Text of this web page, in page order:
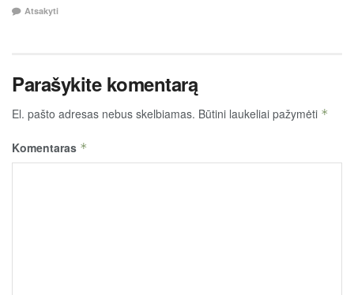
Atsakyti
Parašykite komentarą
El. pašto adresas nebus skelbiamas. Būtini laukeliai pažymėti *
Komentaras *